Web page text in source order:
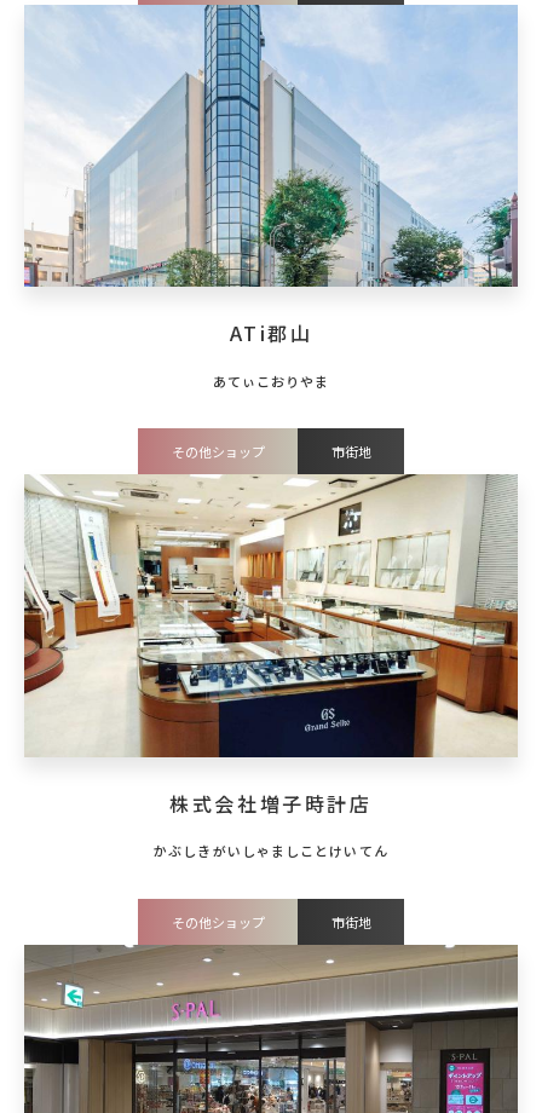
ATi郡山
その他ショップ 市街地
株式会社増子時計店
その他ショップ 市街地